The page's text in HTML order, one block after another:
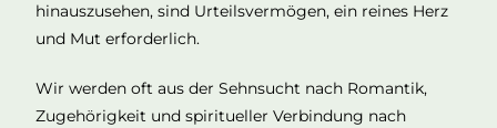
hinauszusehen, sind Urteilsvermögen, ein reines Herz
und Mut erforderlich.
Wir werden oft aus der Sehnsucht nach Romantik,
Zugehörigkeit und spiritueller Verbindung nach